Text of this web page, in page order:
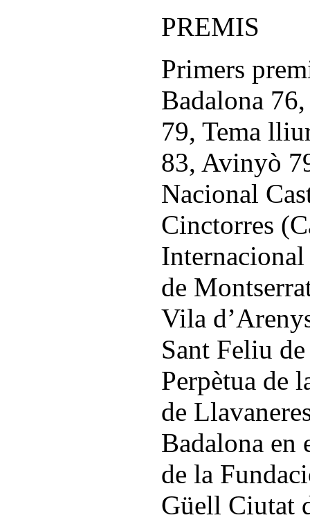
PREMIS
Primers
Badalona
79, Tema
83, Avinyò
Nacional
Cinctorres
Internacional
de
Vila
Sant Feliu
Perpètua de
de
Badalona
de la
Güell Ciutat